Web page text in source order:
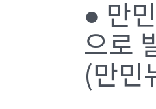
● 만
으로
(만